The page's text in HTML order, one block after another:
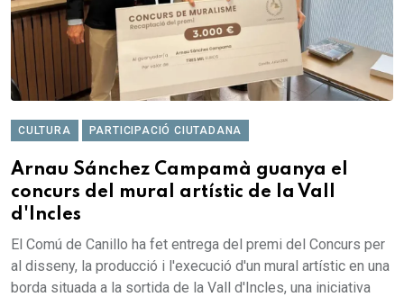
CULTURA PARTICIPACIÓ CIUTADANA
Arnau Sánchez Campamà guanya el
concurs del mural artístic de la Vall
d'Incles
El Comú de Canillo ha fet entrega del premi del Concurs per
al disseny, la producció i l'execució d'un mural artístic en una
borda situada a la sortida de la Vall d'Incles, una iniciativa